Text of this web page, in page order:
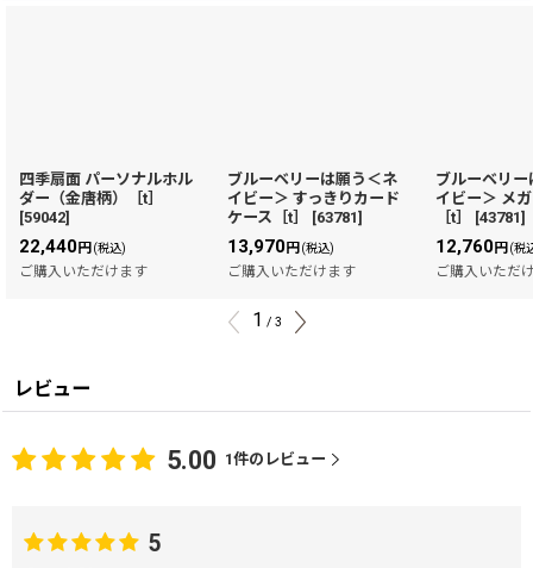
四季扇面 パーソナルホル
ダー（金唐柄）［t］
[59042]
22,440円 (税込)
ご購入いただけます
ブルーベリーは願う＜ネ
イビー＞ すっきりカード
ケース［t］
[63781]
13,970円 (税込)
ご購入いただけます
ブルーベリ
イビー＞ メ
［t］
[43781]
12,760円 (税
ご購入いただ
1 / 3
レビュー
5.00 1件のレビュー
5